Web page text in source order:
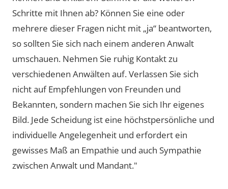
Schritte mit Ihnen ab? Können Sie eine oder
mehrere dieser Fragen nicht mit „ja“ beantworten,
so sollten Sie sich nach einem anderen Anwalt
umschauen. Nehmen Sie ruhig Kontakt zu
verschiedenen Anwälten auf. Verlassen Sie sich
nicht auf Empfehlungen von Freunden und
Bekannten, sondern machen Sie sich Ihr eigenes
Bild. Jede Scheidung ist eine höchstpersönliche und
individuelle Angelegenheit und erfordert ein
gewisses Maß an Empathie und auch Sympathie
zwischen Anwalt und Mandant."